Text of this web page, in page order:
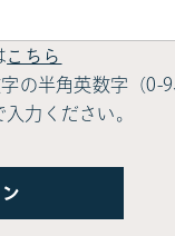
こちら
の半角英数字（0-
力ください。